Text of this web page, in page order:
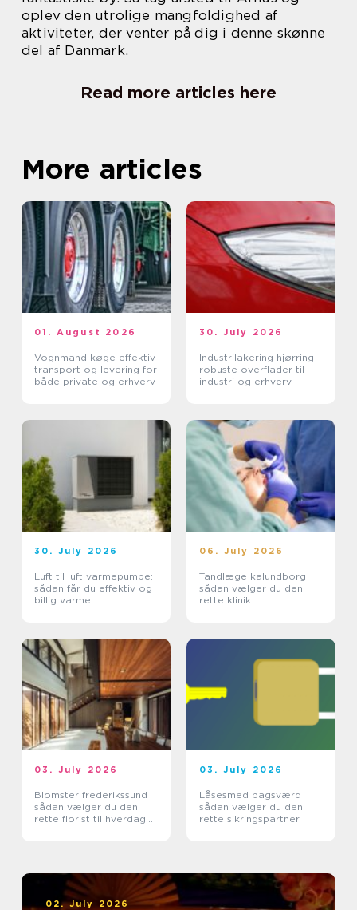
oplev den utrolige mangfoldighed af
aktiviteter, der venter på dig i denne skønne
del af Danmark.
Read more articles here
More articles
01. August 2026
Vognmand køge effektiv
transport og levering for
både private og erhverv
30. July 2026
Industrilakering hjørring
robuste overflader til
industri og erhverv
30. July 2026
Luft til luft varmepumpe:
sådan får du effektiv og
billig varme
06. July 2026
Tandlæge kalundborg
sådan vælger du den
rette klinik
03. July 2026
Blomster frederikssund
sådan vælger du den
rette florist til hverdag
03. July 2026
Låsesmed bagsværd
sådan vælger du den
rette sikringspartner
02. July 2026